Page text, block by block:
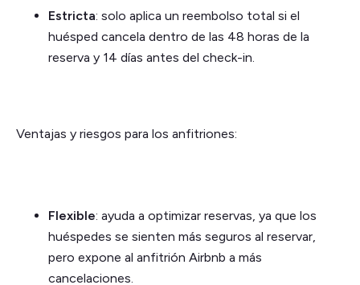
Estricta: solo aplica un reembolso total si el
huésped cancela dentro de las 48 horas de la
reserva y 14 días antes del check-in.
Ventajas y riesgos para los anfitriones:
Flexible: ayuda a optimizar reservas, ya que los
huéspedes se sienten más seguros al reservar,
pero expone al anfitrión Airbnb a más
cancelaciones.